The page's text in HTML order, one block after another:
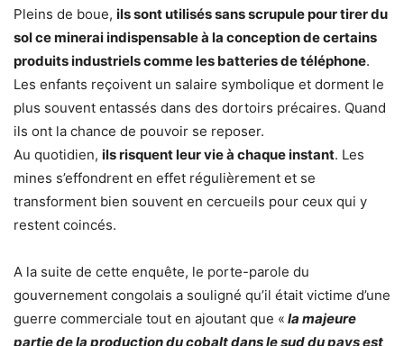
Pleins de boue, ils sont utilisés sans scrupule pour tirer du
sol ce minerai indispensable à la conception de certains
produits industriels comme les batteries de téléphone.
Les enfants reçoivent un salaire symbolique et dorment le
plus souvent entassés dans des dortoirs précaires. Quand
ils ont la chance de pouvoir se reposer.
Au quotidien, ils risquent leur vie à chaque instant. Les
mines s’effondrent en effet régulièrement et se
transforment bien souvent en cercueils pour ceux qui y
restent coincés.
A la suite de cette enquête, le porte-parole du
gouvernement congolais a souligné qu’il était victime d’une
guerre commerciale tout en ajoutant que « la majeure
partie de la production du cobalt dans le sud du pays est